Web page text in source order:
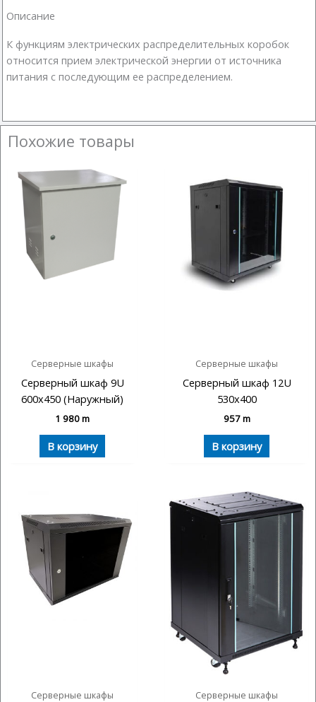
Описание
К функциям электрических распределительных коробок
относится прием электрической энергии от источника
питания с последующим ее распределением.
Похожие товары
Серверные шкафы
Серверный шкаф 9U
600х450 (Наружный)
1 980m
В корзину
Серверные шкафы
Серверный шкаф 12U
530х400
957m
В корзину
Серверные шкафы Серверные шкафы